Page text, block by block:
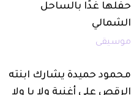
حفلها غدًا بالساحل
الشمالي
موسيقى
محمود حميدة يشارك ابنته
الرقص على أغنية ولا يا ولا